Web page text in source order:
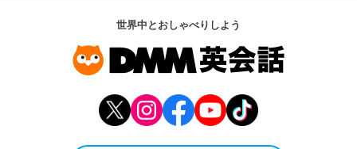
世界中とおしゃべりしよう